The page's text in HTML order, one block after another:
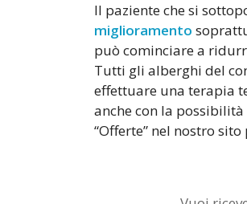
Il paziente che si
miglioramento
può cominciare a
Tutti gli alberghi del
effettuare una terapia
anche con la
“Offerte” nel nostro